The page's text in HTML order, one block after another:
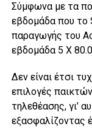
Σύμφωνα με τα
εβδομάδα που το
παραγωγής του
εβδομάδα 5 Χ
Δεν είναι έτσι
επιλογές
τηλεθέασης, γι’
εξασφαλίζοντας